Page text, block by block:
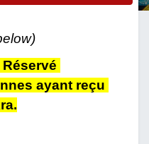
ayant reçu